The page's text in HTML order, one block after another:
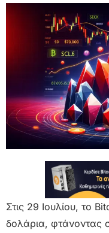
Στις 29 Ιουλίου, το
δολάρια, φτάνοντας